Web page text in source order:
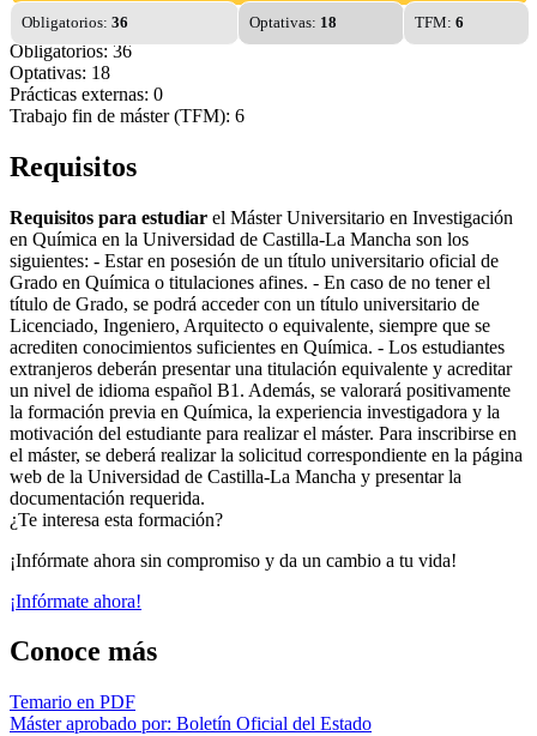
Obligatorios: 36 Optativas: 18 TFM:6
Obligatorios: 36
Optativas: 18
Prácticas externas: 0
Trabajo fin de máster (TFM): 6
Requisitos
Requisitos para estudiar el Máster Universitario en Investigación
en Química en la Universidad de Castilla-La Mancha son los
siguientes: - Estar en posesión de un título universitario oficial de
Grado en Química o titulaciones afines. - En caso de no tener el
título de Grado, se podrá acceder con un título universitario de
Licenciado, Ingeniero, Arquitecto o equivalente, siempre que se
acrediten conocimientos suficientes en Química. - Los estudiantes
extranjeros deberán presentar una titulación equivalente y acreditar
un nivel de idioma español B1. Además, se valorará positivamente
la formación previa en Química, la experiencia investigadora y la
motivación del estudiante para realizar el máster. Para inscribirse en
el máster, se deberá realizar la solicitud correspondiente en la página
web de la Universidad de Castilla-La Mancha y presentar la
documentación requerida.
¿Te interesa esta formación?
¡Infórmate ahora sin compromiso y da un cambio a tu vida!
¡Infórmate ahora!
Conoce más
Temario en PDF
Máster aprobado por: Boletín Oficial del Estado